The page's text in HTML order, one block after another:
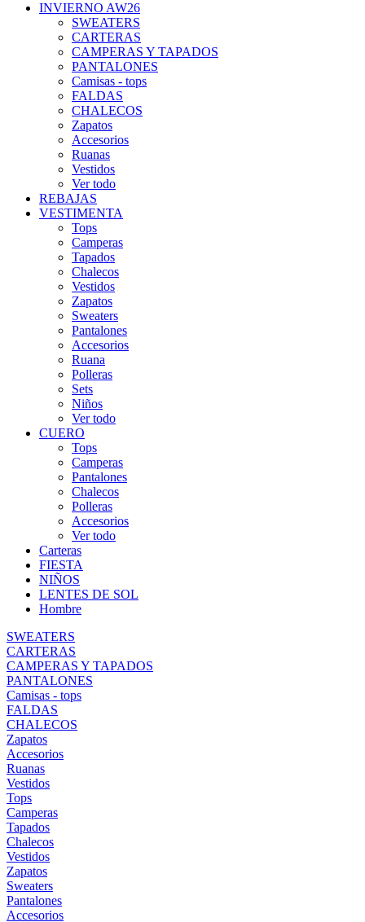
INVIERNO AW26
SWEATERS
CARTERAS
CAMPERAS Y TAPADOS
PANTALONES
Camisas - tops
FALDAS
CHALECOS
Zapatos
Accesorios
Ruanas
Vestidos
Ver todo
REBAJAS
VESTIMENTA
Tops
Camperas
Tapados
Chalecos
Vestidos
Zapatos
Sweaters
Pantalones
Accesorios
Ruana
Polleras
Sets
Niños
Ver todo
CUERO
Tops
Camperas
Pantalones
Chalecos
Polleras
Accesorios
Ver todo
Carteras
FIESTA
NIÑOS
LENTES DE SOL
Hombre
SWEATERS
CARTERAS
CAMPERAS Y TAPADOS
PANTALONES
Camisas - tops
FALDAS
CHALECOS
Zapatos
Accesorios
Ruanas
Vestidos
Tops
Camperas
Tapados
Chalecos
Vestidos
Zapatos
Sweaters
Pantalones
Accesorios